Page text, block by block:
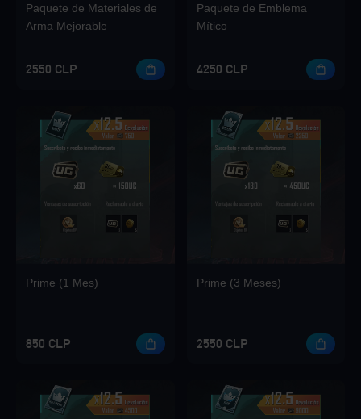
Loading...
Loading...
Loading...
Paquete de Materiales de
Arma Mejorable
2550 CLP
Paquete de Emblema
Mítico
4250 CLP
Prime (1 Mes)
850 CLP
Prime (3 Meses)
2550 CLP